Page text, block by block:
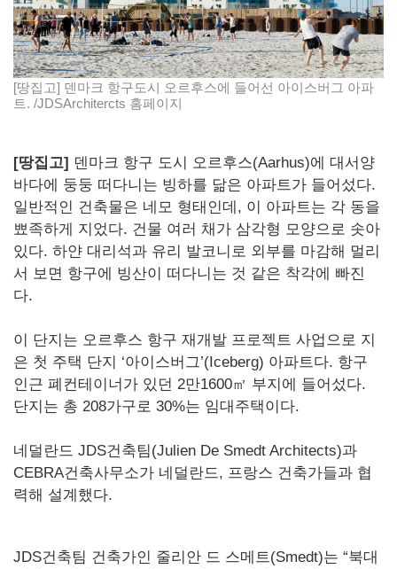
[땅집고] 덴마크 항구도시 오르후스에 들어선 아이스버그 아파
트. /JDSArchitercts 홈페이지
[땅집고] 덴마크 항구 도시 오르후스(Aarhus)에 대서양
바다에 둥둥 떠다니는 빙하를 닮은 아파트가 들어섰다.
일반적인 건축물은 네모 형태인데, 이 아파트는 각 동을
뾰족하게 지었다. 건물 여러 채가 삼각형 모양으로 솟아
있다. 하얀 대리석과 유리 발코니로 외부를 마감해 멀리
서 보면 항구에 빙산이 떠다니는 것 같은 착각에 빠진
다.
이 단지는 오르후스 항구 재개발 프로젝트 사업으로 지
은 첫 주택 단지 ‘아이스버그’(Iceberg) 아파트다. 항구
인근 폐컨테이너가 있던 2만1600㎡ 부지에 들어섰다.
단지는 총 208가구로 30%는 임대주택이다.
네덜란드 JDS건축팀(Julien De Smedt Architects)과
CEBRA건축사무소가 네덜란드, 프랑스 건축가들과 협
력해 설계했다.
JDS건축팀 건축가인 줄리안 드 스메트(Smedt)는 “북대